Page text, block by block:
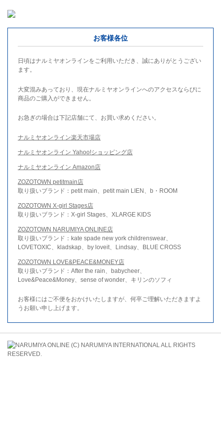
お客様各位
日頃はナルミヤオンラインをご利用いただき、誠にありがとうござい
ます。
大変混みあっており、現在ナルミヤオンラインへのアクセスならびに
商品のご購入ができません。
お急ぎの場合は下記店舗にて、お買い求めください。
ナルミヤオンライン楽天市場店
ナルミヤオンライン Yahoo!ショッピング店
ナルミヤオンライン Amazon店
ZOZOTOWN petitmain店
取り扱いブランド：petit main、petit main LIEN、b・ROOM
ZOZOTOWN X-girl Stages店
取り扱いブランド：X-girl Stages、XLARGE KIDS
ZOZOTOWN NARUMIYA ONLINE店
取り扱いブランド：kate spade new york childrenswear、
LOVETOXIC、kladskap、by loveit、Lindsay、BLUE CROSS
ZOZOTOWN LOVE&PEACE&MONEY店
取り扱いブランド：After the rain、babycheer、
Love&Peace&Money、sense of wonder、キリンのソフィ
お客様にはご不便をおかけいたしますが、何卒ご理解いただきますよ
うお願い申し上げます。